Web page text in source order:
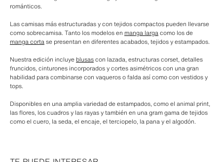
románticos.
Las camisas más estructuradas y con tejidos compactos pueden llevarse
como sobrecamisa. Tanto los modelos en manga largacomo los de
manga cortase presentan en diferentes acabados, tejidos y estampados.
Nuestra edición incluye blusascon lazada, estructuras corset, detalles
fruncidos, cinturones incorporados y cortes asimétricos con una gran
habilidad para combinarse con vaqueros o falda así como con vestidos y
tops.
Disponibles en una amplia variedad de estampados, como el animal print,
las flores, los cuadros y las rayas y también en una gram gama de tejidos
como el cuero, la seda, el encaje, el terciopelo, la pana y el algodón.